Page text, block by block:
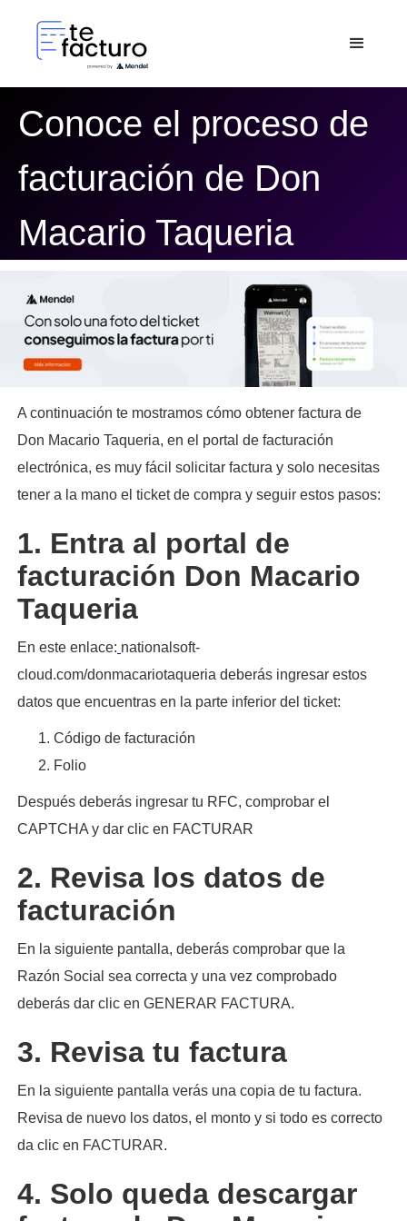
Conoce el proceso de
facturación de Don
Macario Taqueria
A continuación te mostramos cómo obtener factura de
Don Macario Taqueria, en el portal de facturación
electrónica, es muy fácil solicitar factura y solo necesitas
tener a la mano el ticket de compra y seguir estos pasos:​
1. Entra al portal de
facturación Don Macario
Taqueria
En este enlace: nationalsoft-
cloud.com/donmacariotaqueria deberás ingresar estos
datos que encuentras en la parte inferior del ticket:
Código de facturación
Folio
Después deberás ingresar tu RFC, comprobar el
CAPTCHA y dar clic en FACTURAR
2. Revisa los datos de
facturación
En la siguiente pantalla, deberás comprobar que la
Razón Social sea correcta y una vez comprobado
deberás dar clic en GENERAR FACTURA.
3. Revisa tu factura
En la siguiente pantalla verás una copia de tu factura.
Revisa de nuevo los datos, el monto y si todo es correcto
da clic en FACTURAR.
4. Solo queda descargar